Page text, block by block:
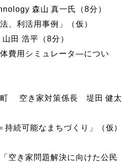
森山 真一氏（8分）
、利活用事例」（仮）
田 浩平（8分）
体費用シミュレータ―につい
町 空き家対策係長 堤田 健太
持続可能なまちづくり」（仮）
空き家問題解決に向けた公民